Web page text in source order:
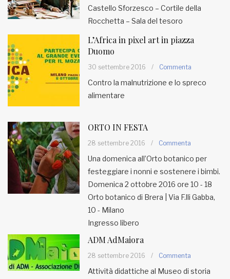
Castello Sforzesco – Cortile della
Rocchetta – Sala del tesoro
L’Africa in pixel art in piazza
Duomo
30 settembre 2016 / Commenta
Contro la malnutrizione e lo spreco
alimentare
ORTO IN FESTA
28 settembre 2016 / Commenta
Una domenica all’Orto botanico per
festeggiare i nonni e sostenere i bimbi.
Domenica 2 ottobre 2016 ore 10 - 18
Orto botanico di Brera | Via F.lli Gabba,
10 - Milano
Ingresso libero
ADM AdMaiora
28 settembre 2016 / Commenta
Attività didattiche al Museo di storia